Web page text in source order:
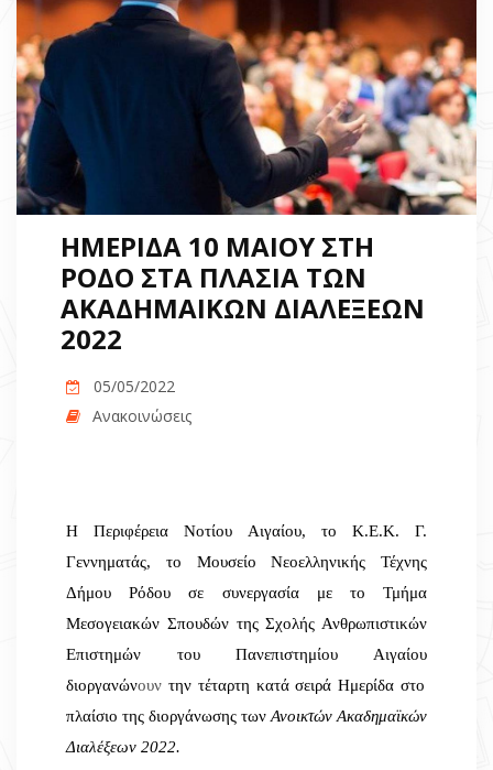
ΗΜΕΡΙΔΑ 10 ΜΑΙΟΥ ΣΤΗ
ΡΟΔΟ ΣΤΑ ΠΛΑΣΙΑ ΤΩΝ
ΑΚΑΔΗΜΑΙΚΩΝ ΔΙΑΛΕΞΕΩΝ
2022
05/05/2022
Ανακοινώσεις
Η Περιφέρεια Νοτίου Αιγαίου, το Κ.Ε.Κ. Γ.
Γεννηματάς, το Μουσείο Νεοελληνικής Τέχνης
Δήμου Ρόδου σε συνεργασία με το Τμήμα
Μεσογειακών Σπουδών της Σχολής Ανθρωπιστικών
Επιστημών του Πανεπιστημίου Αιγαίου
διοργανώνουν την τέταρτη κατά σειρά Ημερίδα στο
πλαίσιο της διοργάνωσης των Ανοικτών Ακαδημαϊκών
Διαλέξεων 2022.